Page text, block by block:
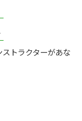
トラクターがあな